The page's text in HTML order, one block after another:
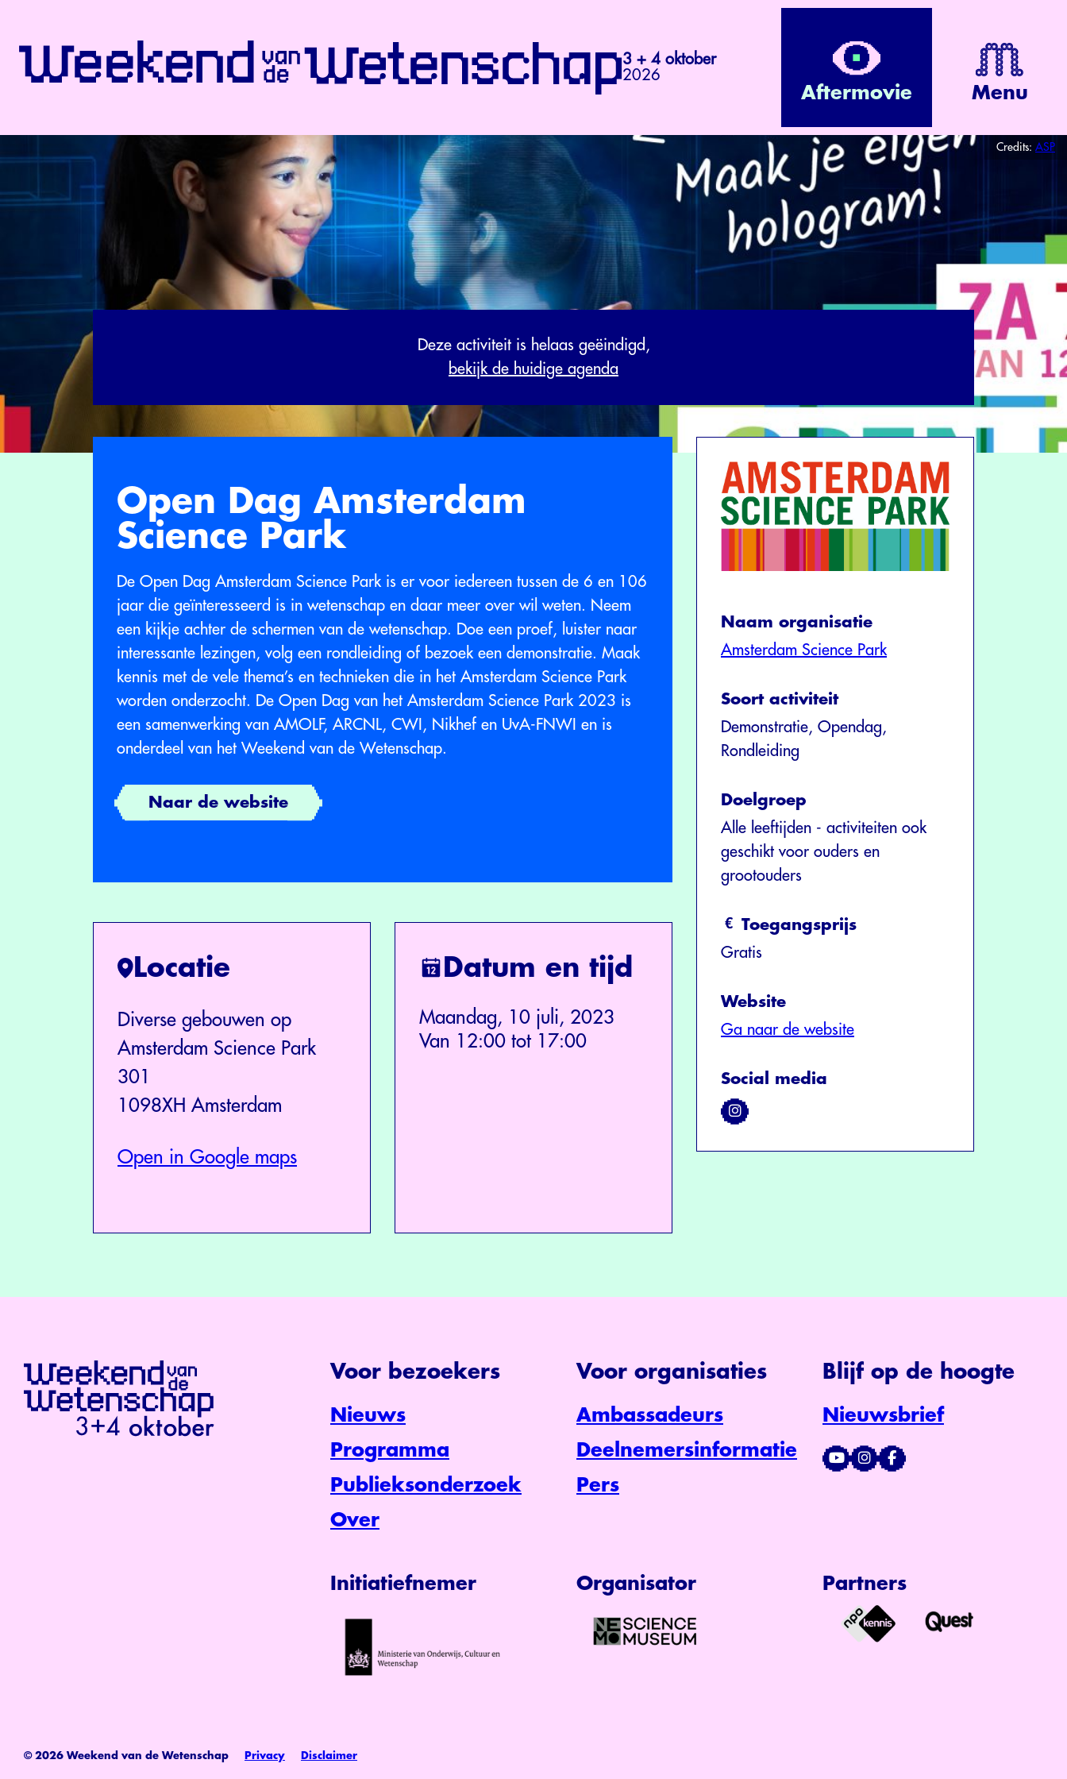
3 + 4 oktober
2026
Aftermovie Menu
Credits: ASP
Deze activiteit is helaas geëindigd,
bekijk de huidige agenda
Open Dag Amsterdam
Science Park
De Open Dag Amsterdam Science Park is er voor iedereen tussen de 6 en 106
jaar die geïnteresseerd is in wetenschap en daar meer over wil weten. Neem
een kijkje achter de schermen van de wetenschap. Doe een proef, luister naar
interessante lezingen, volg een rondleiding of bezoek een demonstratie. Maak
kennis met de vele thema’s en technieken die in het Amsterdam Science Park
worden onderzocht. De Open Dag van het Amsterdam Science Park 2023 is
een samenwerking van AMOLF, ARCNL, CWI, Nikhef en UvA-FNWI en is
onderdeel van het Weekend van de Wetenschap.
Naar de website
Locatie
Diverse gebouwen op
Amsterdam Science Park
301
1098XH Amsterdam
Open in Google maps
Datum en tijd
Maandag, 10 juli, 2023
Van 12:00 tot 17:00
Naam organisatie
Amsterdam Science Park
Soort activiteit
Demonstratie, Opendag,
Rondleiding
Doelgroep
Alle leeftijden - activiteiten ook
geschikt voor ouders en
grootouders
Toegangsprijs
Gratis
Website
Ga naar de website
Social media
Voor bezoekers
Nieuws
Programma
Publieksonderzoek
Over
Voor organisaties
Ambassadeurs
Deelnemersinformatie
Pers
Blijf op de hoogte
Nieuwsbrief
Initiatiefnemer Organisator Partners
© 2026 Weekend van de Wetenschap Privacy Disclaimer